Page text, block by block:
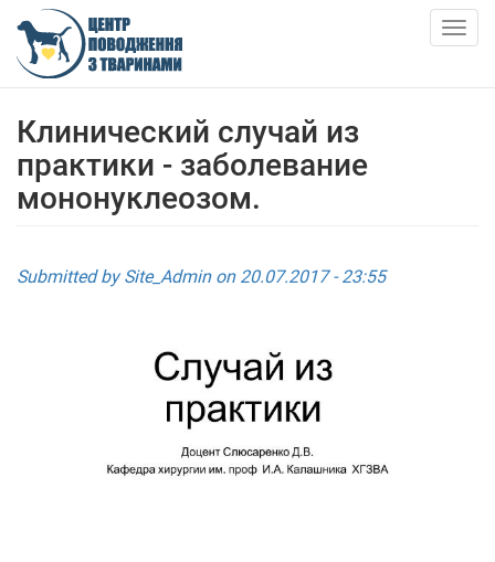
main
content
ПРО НАС
НОВИНИ
КОНТАКТИ
Клинический случай из
практики - заболевание
мононуклеозом.
Submitted bySite_Adminon 20.07.2017 - 23:55